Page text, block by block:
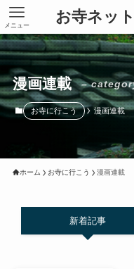
お寺ネッ
メニュー
漫画連載 –
お寺に行こう 漫画連載
ホーム お寺に行こう 漫画連載
新着記事